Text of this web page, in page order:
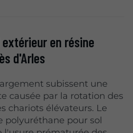
en résine
d'Arles
subissent une
causée par la rotation des
chariots élévateurs. Le
polyuréthane pour sol